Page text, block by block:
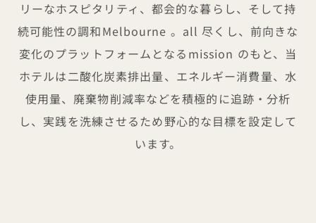
リーなホスピタリティ、都会的な暮らし、そして持
続可能性の調和Melbourne 。all 尽くし、前向きな
変化のプラットフォームとなるmission のもと、当
ホテルは二酸化炭素排出量、エネルギー消費量、水
使用量、廃棄物削減率などを積極的に追跡・分析
し、実践を洗練させるため野心的な目標を設定して
います。